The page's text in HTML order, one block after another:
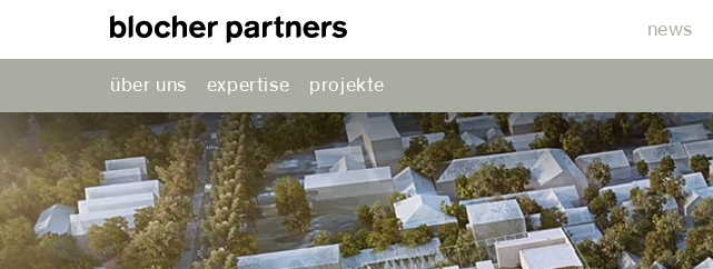
news
über uns expertise projekte